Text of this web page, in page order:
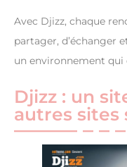
Avec Djizz, chaque
partager, d’échanger
un environnement qui
Djizz : un
autres sites